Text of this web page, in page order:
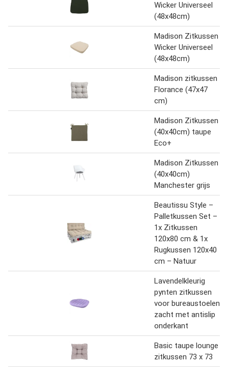
Wicker Universeel
(48x48cm)
Madison Zitkussen
Wicker Universeel
(48x48cm)
Madison zitkussen
Florance (47x47
cm)
Madison Zitkussen
(40x40cm) taupe
Eco+
Madison Zitkussen
(40x40cm)
Manchester grijs
Beautissu Style –
Palletkussen Set –
1x Zitkussen
120x80 cm & 1x
Rugkussen 120x40
cm – Natuur
Lavendelkleurig
pynten zitkussen
voor bureaustoelen,
zacht met antislip
onderkant
Basic taupe lounge
zitkussen 73 x 73